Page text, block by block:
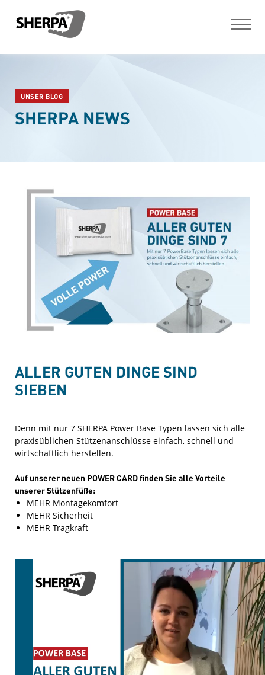
UNSER BLOG
SHERPA NEWS
ALLER GUTEN DINGE SIND
SIEBEN
Denn mit nur 7 SHERPA Power Base Typen lassen sich alle
praxisüblichen Stützenanschlüsse einfach, schnell und
wirtschaftlich herstellen.
Auf unserer neuen POWER CARD finden Sie alle Vorteile
unserer Stützenfüße:
MEHR Montagekomfort
MEHR Sicherheit
MEHR Tragkraft